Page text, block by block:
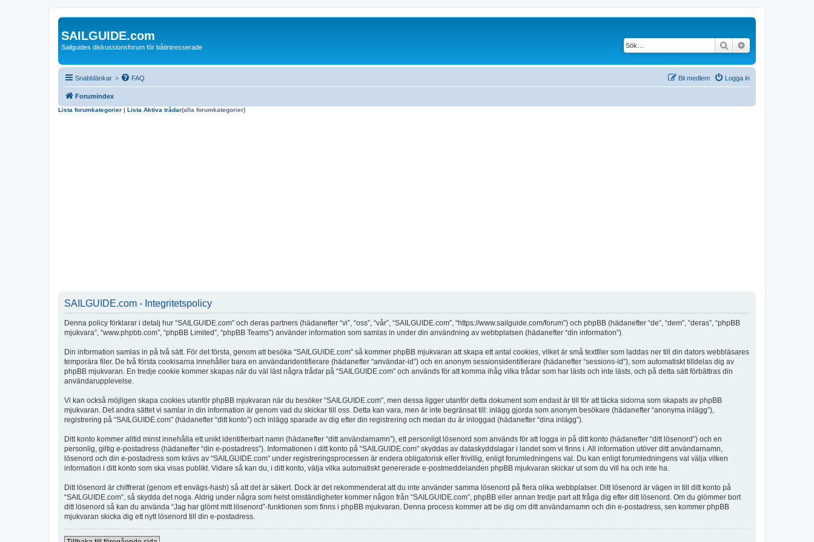
SAILGUIDE.com
Sailguides diskussionsforum för båtintresserade Sök
Snabblänkar > FAQ Logga in
Bli medlem
Forumindex
Lista forumkategorier | Lista Aktiva trådar(alla forumkategorier)
SAILGUIDE.com - Integritetspolicy
Denna policy förklarar i detalj hur “SAILGUIDE.com” och deras partners (hädanefter “vi”, “oss”, “vår”, “SAILGUIDE.com”, “https://www.sailguide.com/forum”) och phpBB (hädanefter “de”, “dem”, “deras”, “phpBB
mjukvara”, “www.phpbb.com”, “phpBB Limited”, “phpBB Teams”) använder information som samlas in under din användning av webbplatsen (hädanefter “din information”).
Din information samlas in på två sätt. För det första, genom att besöka “SAILGUIDE.com” så kommer phpBB mjukvaran att skapa ett antal cookies, vilket är små textfiler som laddas ner till din dators webbläsares
temporära filer. De två första cookisarna innehåller bara en användaridentifierare (hädanefter “användar-id”) och en anonym sessionsidentifierare (hädanefter “sessions-id”), som automatiskt tilldelas dig av
phpBB mjukvaran. En tredje cookie kommer skapas när du väl läst några trådar på “SAILGUIDE.com” och används för att komma ihåg vilka trådar som har lästs och inte lästs, och på detta sätt förbättras din
användarupplevelse.
Vi kan också möjligen skapa cookies utanför phpBB mjukvaran när du besöker “SAILGUIDE.com”, men dessa ligger utanför detta dokument som endast är till för att täcka sidorna som skapats av phpBB
mjukvaran. Det andra sättet vi samlar in din information är genom vad du skickar till oss. Detta kan vara, men är inte begränsat till: inlägg gjorda som anonym besökare (hädanefter “anonyma inlägg”),
registrering på “SAILGUIDE.com” (hädanefter “ditt konto”) och inlägg sparade av dig efter din registrering och medan du är inloggad (hädanefter “dina inlägg”).
Ditt konto kommer alltid minst innehålla ett unikt identifierbart namn (hädanefter “ditt användarnamn”), ett personligt lösenord som används för att logga in på ditt konto (hädanefter “ditt lösenord”) och en
personlig, giltig e-postadress (hädanefter “din e-postadress”). Informationen i ditt konto på “SAILGUIDE.com” skyddas av dataskyddslagar i landet som vi finns i. All information utöver ditt användarnamn,
lösenord och din e-postadress som krävs av “SAILGUIDE.com” under registreringsprocessen är endera obligatorisk eller frivillig, enligt forumledningens val. Du kan enligt forumledningens val välja vilken
information i ditt konto som ska visas publikt. Vidare så kan du, i ditt konto, välja vilka automatiskt genererade e-postmeddelanden phpBB mjukvaran skickar ut som du vill ha och inte ha.
Ditt lösenord är chiffrerat (genom ett envägs-hash) så att det är säkert. Dock är det rekommenderat att du inte använder samma lösenord på flera olika webbplatser. Ditt lösenord är vägen in till ditt konto på
“SAILGUIDE.com”, så skydda det noga. Aldrig under några som helst omständigheter kommer någon från “SAILGUIDE.com”, phpBB eller annan tredje part att fråga dig efter ditt lösenord. Om du glömmer bort
ditt lösenord så kan du använda “Jag har glömt mitt lösenord”-funktionen som finns i phpBB mjukvaran. Denna process kommer att be dig om ditt användarnamn och din e-postadress, sen kommer phpBB
mjukvaran skicka dig ett nytt lösenord till din e-postadress.